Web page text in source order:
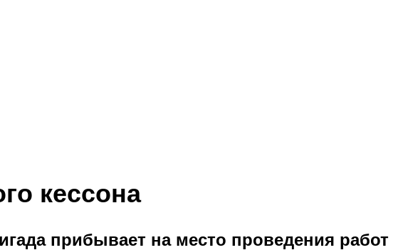
кессона
прибывает на место проведения работ